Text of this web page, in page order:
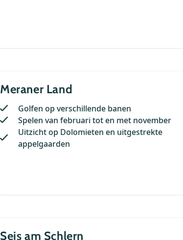
Meraner Land
Golfen op verschillende banen
Spelen van februari tot en met november
Uitzicht op Dolomieten en uitgestrekte
appelgaarden
Seis am Schlern